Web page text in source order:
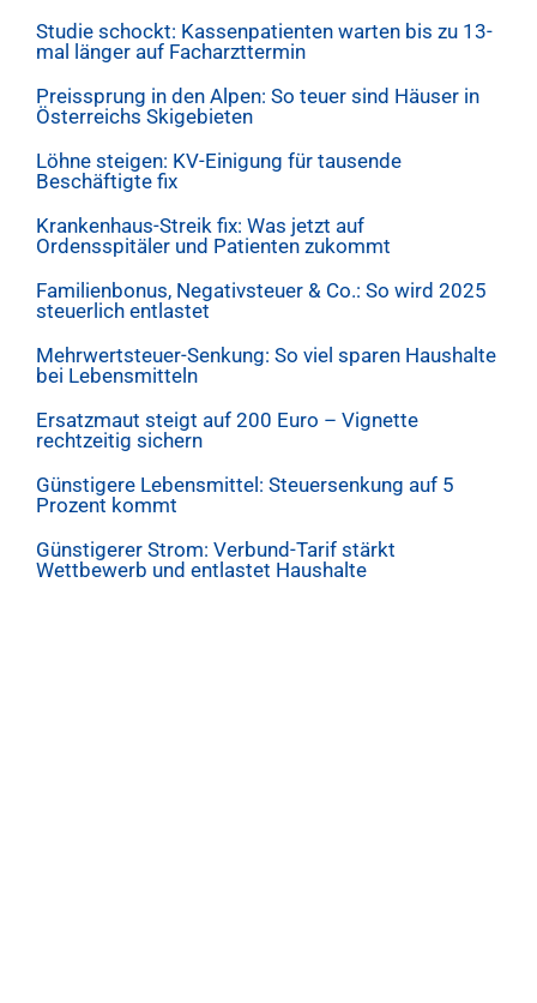
Studie schockt: Kassenpatienten warten bis zu 13-
mal länger auf Facharzttermin
Preissprung in den Alpen: So teuer sind Häuser in
Österreichs Skigebieten
Löhne steigen: KV-Einigung für tausende
Beschäftigte fix
Krankenhaus-Streik fix: Was jetzt auf
Ordensspitäler und Patienten zukommt
Familienbonus, Negativsteuer & Co.: So wird 2025
steuerlich entlastet
Mehrwertsteuer-Senkung: So viel sparen Haushalte
bei Lebensmitteln
Ersatzmaut steigt auf 200 Euro – Vignette
rechtzeitig sichern
Günstigere Lebensmittel: Steuersenkung auf 5
Prozent kommt
Günstigerer Strom: Verbund-Tarif stärkt
Wettbewerb und entlastet Haushalte